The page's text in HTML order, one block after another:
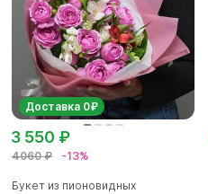
Доставка 0₽
4060 ₽ -13%
3 550 ₽
Букет из пионовидных